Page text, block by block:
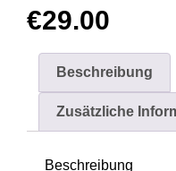
€29.00
Beschreibung
Zusätzliche
Beschreibung